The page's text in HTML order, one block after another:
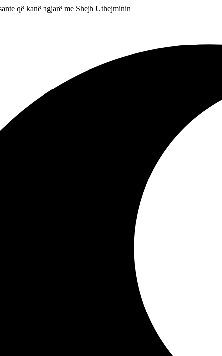
që kanë ngjarë me Shejh Uthejminin